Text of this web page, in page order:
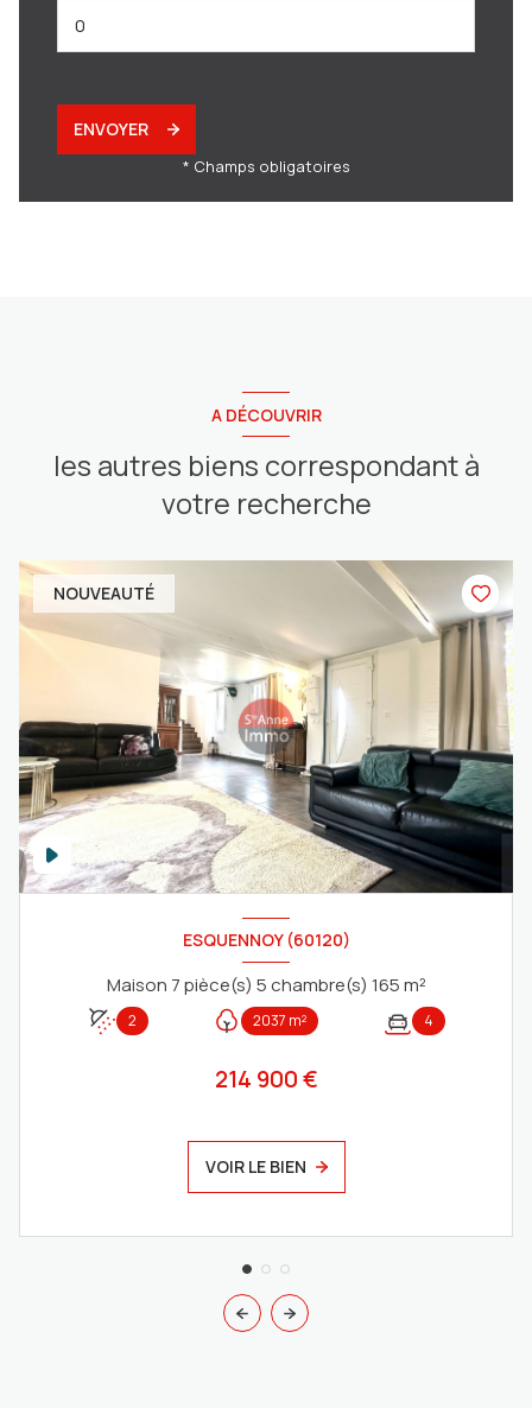
ENVOYER
* Champs obligatoires
A DÉCOUVRIR
les autres biens correspondant à
votre recherche
NOUVEAUTÉ
ESQUENNOY (60120)
Maison 7 pièce(s) 5 chambre(s) 165 m²
2 2037 m² 4
214 900 €
VOIR LE BIEN